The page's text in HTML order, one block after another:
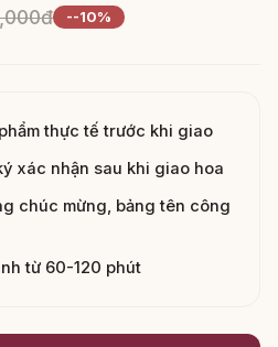
--10%
thực tế trước khi giao
xác nhận sau khi giao hoa
chúc mừng, bảng tên công
từ 60-120 phút